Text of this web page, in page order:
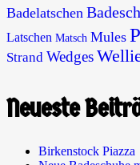
Badelatschen
Latschen Matsch Mules
Strand Wedges
Neueste
Birkenstock Piazza